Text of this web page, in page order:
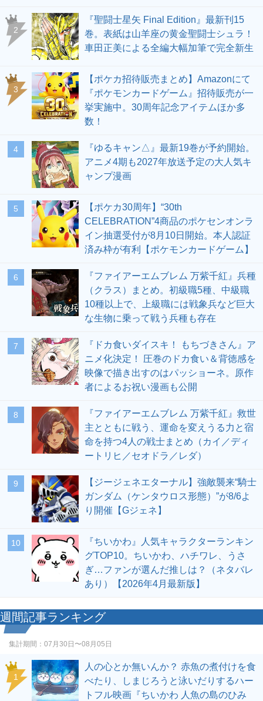
2
『聖闘士星矢 Final Edition』最新刊15
巻。表紙は山羊座の黄金聖闘士シュラ！
車田正美による全編大幅加筆で完全新生
3
【ポケカ招待販売まとめ】Amazonにて
『ポケモンカードゲーム』招待販売が一
挙実施中。30周年記念アイテムほか多
数！
4
『ゆるキャン△』最新19巻が予約開始。
アニメ4期も2027年放送予定の大人気キ
ャンプ漫画
5
【ポケカ30周年】“30th
CELEBRATION”4商品のポケセンオンラ
イン抽選受付が8月10日開始。本人認証
済み枠が有利【ポケモンカードゲーム】
6
『ファイアーエムブレム 万紫千紅』兵種
（クラス）まとめ。初級職5種、中級職
10種以上で、上級職には戦象兵など巨大
な生物に乗って戦う兵種も存在
7
『ドカ食いダイスキ！ もちづきさん』ア
ニメ化決定！ 圧巻のドカ食い＆背徳感を
映像で描き出すのはパッショーネ。原作
者によるお祝い漫画も公開
8
『ファイアーエムブレム 万紫千紅』救世
主とともに戦う、運命を変えうる力と宿
命を持つ4人の戦士まとめ（カイ／ディ
ートリヒ／セオドラ／レダ）
9
【ジージェネエターナル】強敵襲来“騎士
ガンダム（ケンタウロス形態）”が8/6よ
り開催【Gジェネ】
10
『ちいかわ』人気キャラクターランキン
グTOP10。ちいかわ、ハチワレ、うさ
ぎ…ファンが選んだ推しは？（ネタバレ
あり）【2026年4月最新版】
週間記事ランキング
集計期間： 07月30日〜08月05日
1
人の心とか無いんか？ 赤魚の煮付けを食
べたり、しまじろうと泳いだりするハー
トフル映画『ちいかわ 人魚の島のひみ